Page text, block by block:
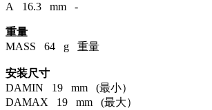
A 16.3 mm -
重量
MASS 64 g 重量
安装尺寸
DAMIN 19 mm (最小）
DAMAX 19 mm (最大）